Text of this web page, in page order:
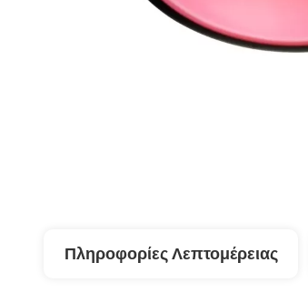
Πληροφορίες Λεπτομέρειας